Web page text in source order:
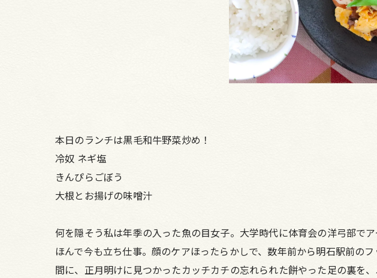
本日のランチは黒毛和牛野菜炒め！
冷奴 ネギ塩
きんぴらごぼう
大根とお揚げの味噌汁
何を隠そう私は年季の入った魚の目女子。大学時代に体育会の洋弓部で
ほんで今も立ち仕事。顔のケアほったらかしで、数年前から明石駅前の
間に、正月明けに見つかったカッチカチの忘れられた餅やった足の裏を